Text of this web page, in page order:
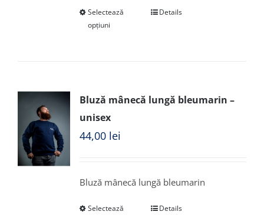
Selectează
opțiuni
Details
Bluză mânecă lungă bleumarin –
unisex
44,00 lei
Bluză mânecă lungă bleumarin
Selectează
Details